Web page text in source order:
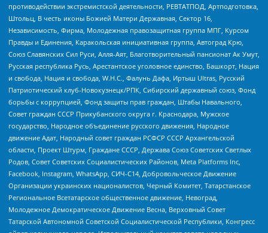
противодействии экстремистской деятельности, РЕВТАТПОД, Артподготовка,
Штольц, В честь иконы Божией Матери Державная, Сектор 16,
Независимость, Фирма, Молодежная правозащитная группа МПГ, Курсом
Правды и Единения, Каракольская инициативная группа, Автоград Крю,
Союз Славянских Сил Руси, Алля-Аят, Благотворительный пансионат Ак Умут,
Русская республика Русь, Арестантское уголовное единство, Башкорт, Нация
и свобода, Нация и свобода, W.H.С., Фалунь Дафа, Иртыш Ultras, Русский
Патриотический клуб-Новокузнецк/РПК, Сибирский державный союз, Фонд
борьбы с коррупцией, Фонд защиты прав граждан, Штабы Навального,
Совет граждан СССР Прикубанского округа г. Краснодара, Мужское
государство, Народное объединение русского движения, Народное
движение Адат, Народный совет граждан РСФСР СССР Архангельской
области, Проект Штурм, Граждане СССР, Держава Союз Советских Светлых
Родов, Совет Советских Социалистических Районов, Meta Platforms Inc,
Facebook, Instagram, WhatsApp, СИЧ-С14, Добровольческое Движение
Организации украинских националистов, Черный Комитет, Татарстанское
Региональное Всетатарское общественное движение, Невоград,
Молодежное Демократическое Движение Весна, Верховный Совет
Татарской Автономной Советской Социалистической Республики, Конгресс